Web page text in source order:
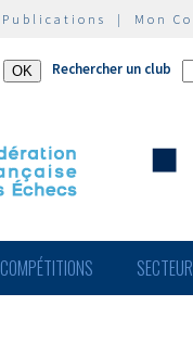
Publications | Mon
Rechercher un club
COMPÉTITIONS